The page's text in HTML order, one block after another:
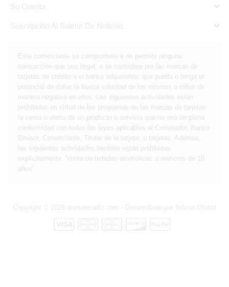


Este comerciante se compromete a no permitir ninguna
transacción que sea ilegal, o se considere por las marcas de
tarjetas de crédito o el banco adquiriente, que pueda o tenga el
potencial de dañar la buena voluntad de los mismos o influir de
manera negativa en ellos. Las siguientes actividades están
prohibidas en virtud de los programas de las marcas de tarjetas:
la venta u oferta de un producto o servicio que no sea de plena
conformidad con todas las leyes aplicables al Comprador, Banco
Emisor, Comerciante, Titular de la tarjeta, o tarjetas. Además,
las siguientes actividades también están prohibidas
explícitamente: 'Venta de bebidas alcohólicas a menores de 18
años'